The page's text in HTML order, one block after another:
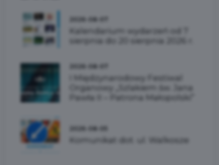
Kalendarium wydarzeń od 7
sierpnia do 20 sierpnia 2026 r.
I Międzynarodowy Festiwal
Organowy „Szlakiem św. Jana
Pawła II – Patrona Małopolski”
Komunikat dot. ul. Walkosze